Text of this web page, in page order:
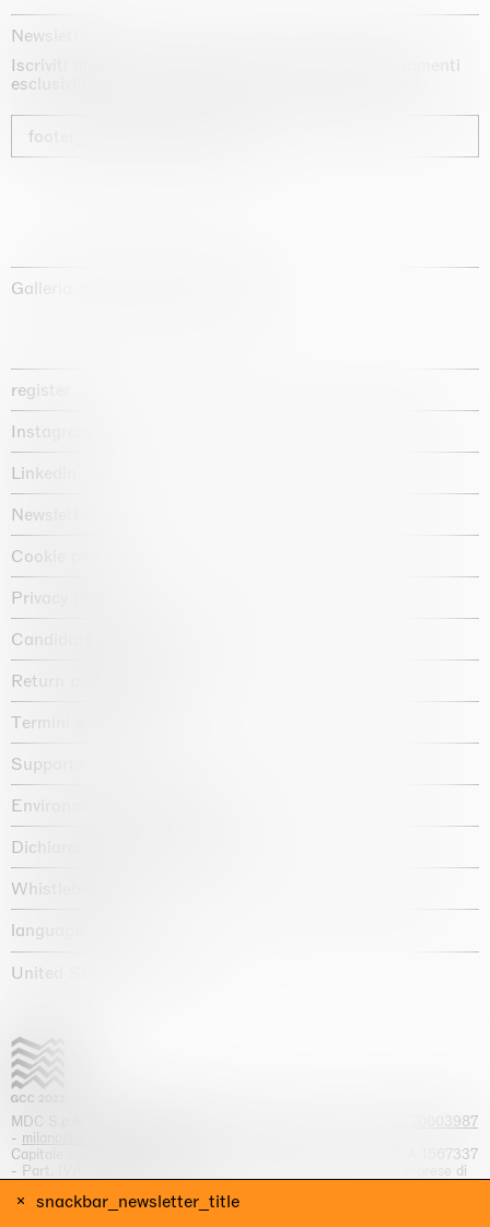
snackbar_newsletter_title
Newsletter
Iscriviti alla nostra newsletter per ricevere aggiornamenti
esclusivi sui nostri artisti, sulle mostre e sulle fiere.
footer_newsletter_subscribe
Galleria d'arte fondata nel 1987
register
Instagram
Linkedin
Newsletter
Cookie policy
Privacy policy
Candidate privacy notice
Return policy shop
Termini e condizioni
Supporto
Environmental statement
Dichiarazione di accessibilità
Whistleblowing
language :
United States / USD $
MDC S.p.A. -
+39 02 70003987
- milano@massimodecarlo.com
Capitale sociale interamente versato: EUR 1.514.762,00 – REA 1567337
- Part. IVA / C.F. 12584550151 - Iscrizione al Registro delle imprese di